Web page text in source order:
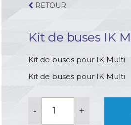
RETOUR
Kit de buses IK
Kit de buses pour IK Multi
Kit de buses pour IK Multi
- +